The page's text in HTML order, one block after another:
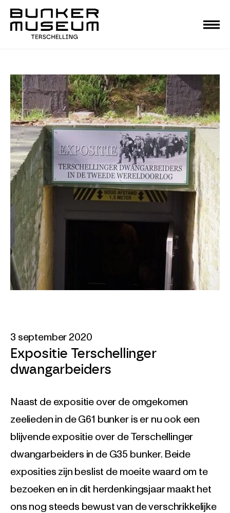
3 september 2020
Expositie Terschellinger
dwangarbeiders
Naast de expositie over de omgekomen
zeelieden in de G61 bunker is er nu ook een
blijvende expositie over de Terschellinger
dwangarbeiders in de G35 bunker. Beide
exposities zijn beslist de moeite waard om te
bezoeken en in dit herdenkingsjaar maakt het
ons nog steeds bewust van de verschrikkelijke